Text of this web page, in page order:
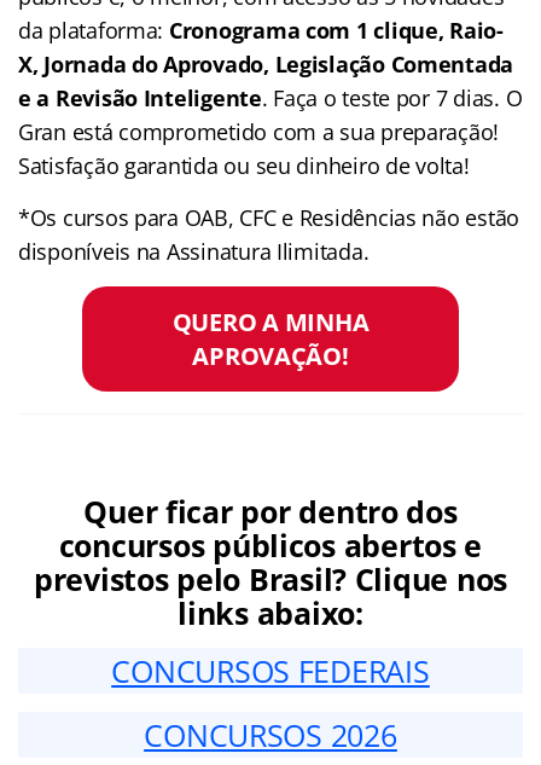
da plataforma: Cronograma com 1 clique, Raio-
X, Jornada do Aprovado, Legislação Comentada
e a Revisão Inteligente. Faça o teste por 7 dias. O
Gran está comprometido com a sua preparação!
Satisfação garantida ou seu dinheiro de volta!
*Os cursos para OAB, CFC e Residências não estão
disponíveis na Assinatura Ilimitada.
QUERO A MINHA
APROVAÇÃO!
Quer ficar por dentro dos
concursos públicos abertos e
previstos pelo Brasil? Clique nos
links abaixo:
CONCURSOS FEDERAIS
CONCURSOS 2026